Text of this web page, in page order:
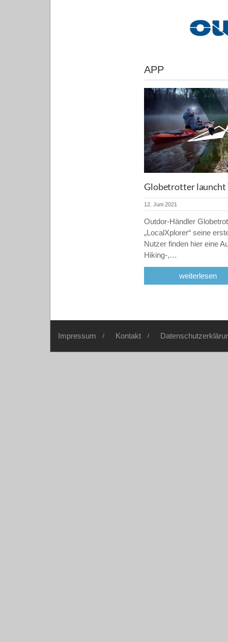
APP
Globetrotter launcht
12. Juni 2021
Outdor-Händler
„LocalXplorer“ seine
Nutzer finden hier eine
Hiking-,…
weiterlesen
Impressum Kontakt